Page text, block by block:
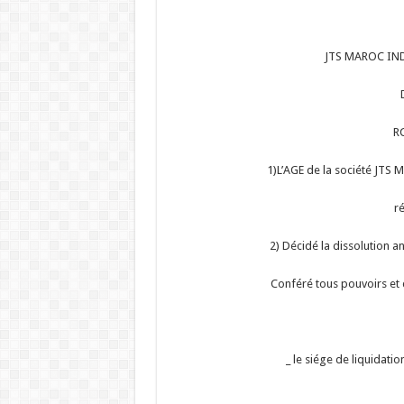
JTS MAROC
1)L’AGE de la société JTS
2) Décidé la dissolution
Conféré tous pouvoirs et
_ le siége de